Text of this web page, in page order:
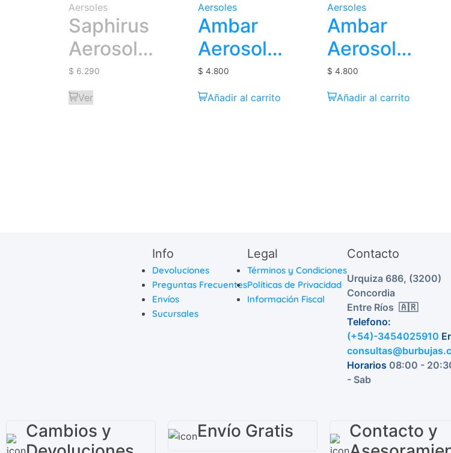
Aersoles
Saphirus
Aerosol
Aromatizador
Mandarina
$ 6.290
Ver
Aersoles
Ambar
Aerosol
Aromatizador
Cony x 280
$ 4.800
Añadir al carrito
Aersoles
Ambar
Aerosol
Aromatizador
Flores
$ 4.800
Añadir al carrito
Info
Devoluciones
Preguntas Frecuentes
Envíos
Sucursales
Legal
Términos y Condiciones
Políticas de Privacidad
Información Fiscal
Contacto
Urquiza 686, (3200)
Concordia
Entre Ríos 🇦🇷
Telefono:
(+54)-3454025910
Horarios 08:00 -
- Sab
Cambios y
Envío Gratis
Contacto y